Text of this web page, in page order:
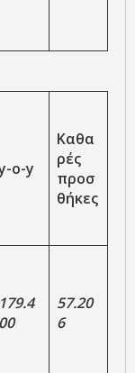
o-y
Καθα
ρές
προσ
θήκες
179.4
00
57.20
6